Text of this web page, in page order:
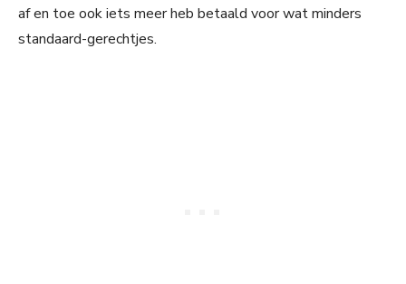
af en toe ook iets meer heb betaald voor wat minders
standaard-gerechtjes.